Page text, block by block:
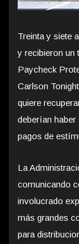
Treinta y siete
y recibieron un
Paycheck
Carlson
quiere
deberían haber
pagos de
La
comunicando
involucrado
más grandes
para